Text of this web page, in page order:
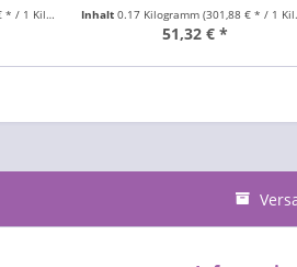
Kilogramm) Inhalt0.17 Kilogramm(301,88 € * / 1 Kilogramm)
51,32 € *